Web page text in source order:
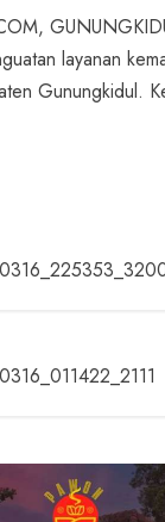
layanan
Gunungkidul.